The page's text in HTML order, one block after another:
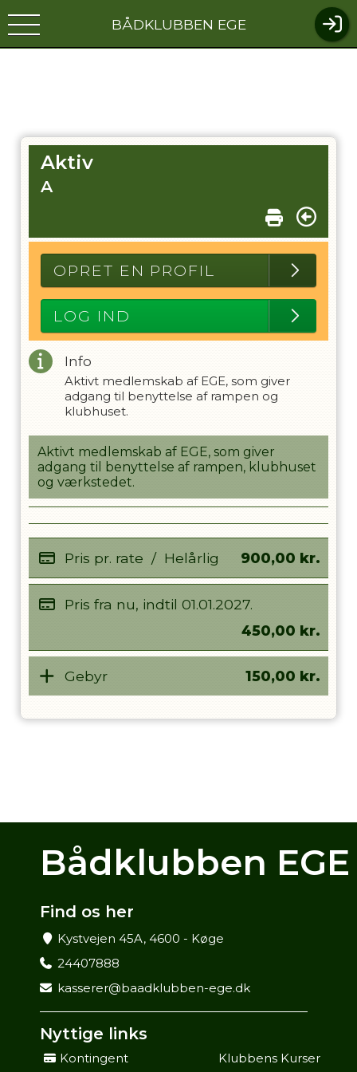
BÅDKLUBBEN EGE
Aktiv
A
OPRET EN PROFIL
LOG IND
Info
Aktivt medlemskab af EGE, som giver
adgang til benyttelse af rampen og
klubhuset.
Aktivt medlemskab af EGE, som giver
adgang til benyttelse af rampen, klubhuset
og værkstedet.
Pris pr. rate / Helårlig 900,00 kr.
Pris fra nu, indtil 01.01.2027.
450,00 kr.
Gebyr 150,00 kr.
Bådklubben EGE
Find os her
Kystvejen 45A, 4600 - Køge
24407888
kasserer@baadklubben-ege.dk
Nyttige links
Kontingent
Klubbens Kurser